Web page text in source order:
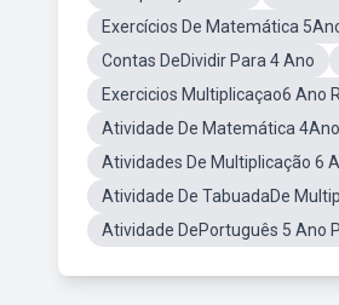
Exercícios De Matemática
Contas DeDividir Para 4 Ano
Exercicios Multiplicaçao6 Ano
Atividade De Matemática
Atividades De Multiplicação 6
Atividade De TabuadaDe
Atividade DePortuguês 5 Ano